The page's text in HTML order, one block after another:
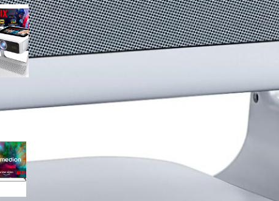
Mini proiettore smart 4K con
WiFi 6 e touchscreen, il
compatto perfetto per il
cinema in ogni stanza
equilibrata per il salotto in